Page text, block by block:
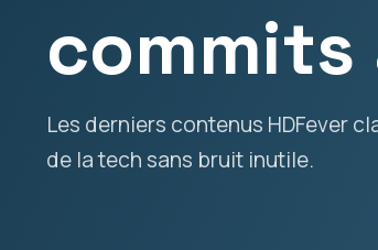
commits
Les derniers contenus HDFever
de la tech sans bruit inutile.